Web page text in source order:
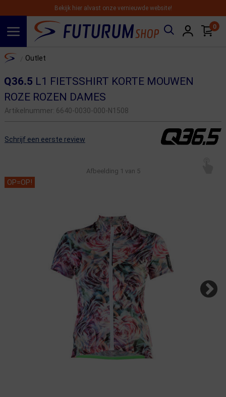
Bekijk hier alvast onze vernieuwde website!
0
Home Outlet
Q36.5 L1 FIETSSHIRT KORTE MOUWEN
ROZE ROZEN DAMES
Artikelnummer: 6640-0030-000-N1508
Schrijf een eerste review
Afbeelding 1 van 5
OP=OP!